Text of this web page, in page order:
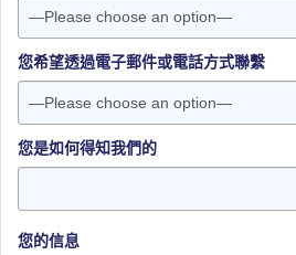
您希望透過電子郵件或電話方式聯繫
您是如何得知我們的
您的信息